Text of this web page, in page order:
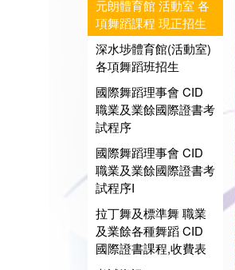
元朗體育館 活動室 各
項舞蹈課程 現正招生
深水埗體育館(活動室)
各項舞蹈班招生
國際舞蹈理事會 CID
職業及業餘國際證書考
試程序
國際舞蹈理事會 CID
職業及業餘國際證書考
試程序I
拉丁舞及標準舞 職業
及業餘各種舞蹈 CID
國際證書課程,收費表